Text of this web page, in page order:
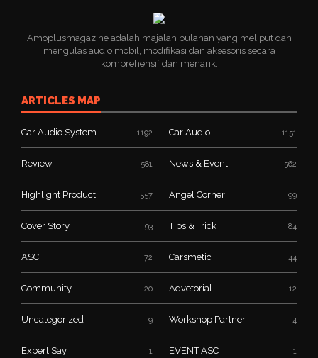
Amoplusmagazine adalah majalah bulanan yang meliput dan
mengulas audio mobil, modifikasi dan aksesoris secara
komprehensif dan menarik.
ARTICLES MAP
Car Audio System 1192 Car Audio 1151
Review 581 News & Event 562
Highlight Product 557 Angel Corner 99
Cover Story 93 Tips & Trick 84
ASC 72 Carsmetic 44
Community 20 Advetorial 12
Uncategorized 9 Workshop Partner 4
Expert Say 1 EVENT ASC 1